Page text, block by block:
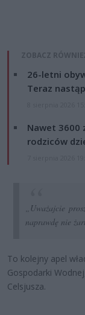
ZOBACZ
26-letni
Teraz
Nawet 3600
rodziców
„Uważajcie
naprawdę nie
To kolejny apel
Gospodarki
Celsjusza.